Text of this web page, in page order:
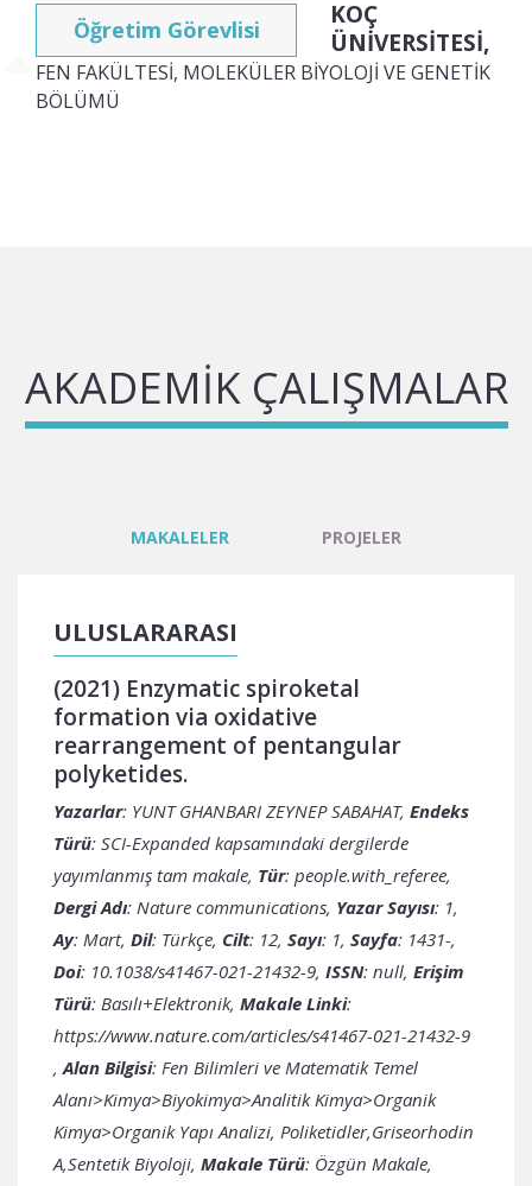
Öğretim Görevlisi
KOÇ
ÜNİVERSİTESİ,
FEN FAKÜLTESİ, MOLEKÜLER BİYOLOJİ VE GENETİK
BÖLÜMÜ
AKADEMİK ÇALIŞMALAR
MAKALELER PROJELER
ULUSLARARASI
(2021) Enzymatic spiroketal
formation via oxidative
rearrangement of pentangular
polyketides.
Yazarlar: YUNT GHANBARI ZEYNEP SABAHAT, Endeks
Türü: SCI-Expanded kapsamındaki dergilerde
yayımlanmış tam makale, Tür: people.with_referee,
Dergi Adı: Nature communications, Yazar Sayısı: 1,
Ay: Mart, Dil: Türkçe, Cilt: 12, Sayı: 1, Sayfa: 1431-,
Doi: 10.1038/s41467-021-21432-9, ISSN: null, Erişim
Türü: Basılı+Elektronik, Makale Linki:
https://www.nature.com/articles/s41467-021-21432-9
, Alan Bilgisi: Fen Bilimleri ve Matematik Temel
Alanı>Kimya>Biyokimya>Analitik Kimya>Organik
Kimya>Organik Yapı Analizi, Poliketidler,Griseorhodin
A,Sentetik Biyoloji, Makale Türü: Özgün Makale,